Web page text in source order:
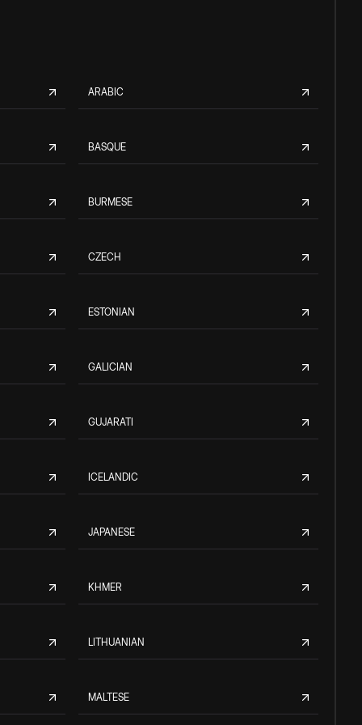
ARABIC
BASQUE
BURMESE
CZECH
ESTONIAN
GALICIAN
GUJARATI
ICELANDIC
JAPANESE
KHMER
LITHUANIAN
MALTESE